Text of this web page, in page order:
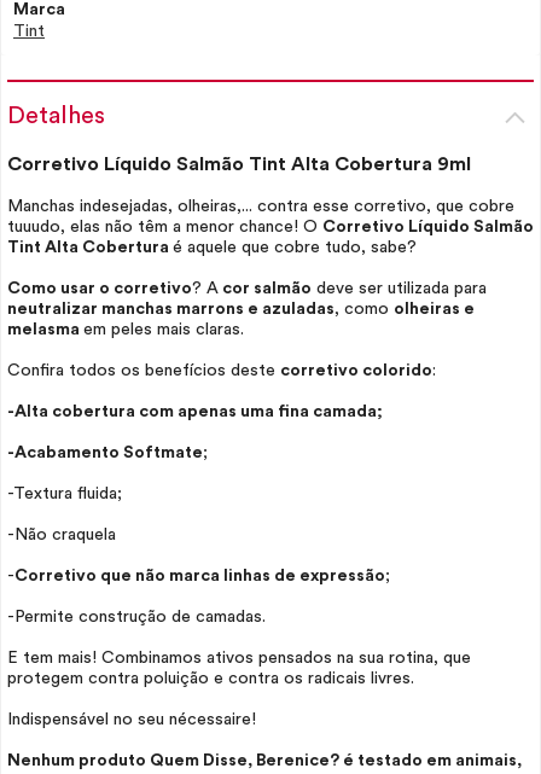
Marca
Tint
Detalhes
Corretivo Líquido Salmão Tint Alta Cobertura 9ml
Manchas indesejadas, olheiras,... contra esse corretivo, que cobre
tuuudo, elas não têm a menor chance! O Corretivo Líquido Salmão
Tint Alta Cobertura é aquele que cobre tudo, sabe?
Como usar o corretivo? A cor salmão deve ser utilizada para
neutralizar manchas marrons e azuladas, como olheiras e
melasma em peles mais claras.
Confira todos os benefícios deste corretivo colorido:
-Alta cobertura com apenas uma fina camada;
-Acabamento Softmate;
-Textura fluida;
-Não craquela
-Corretivo que não marca linhas de expressão;
-Permite construção de camadas.
E tem mais! Combinamos ativos pensados na sua rotina, que
protegem contra poluição e contra os radicais livres.
Indispensável no seu nécessaire!
Nenhum produto Quem Disse, Berenice? é testado em animais,